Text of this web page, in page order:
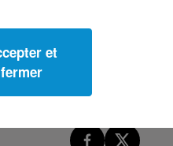
et
fermer